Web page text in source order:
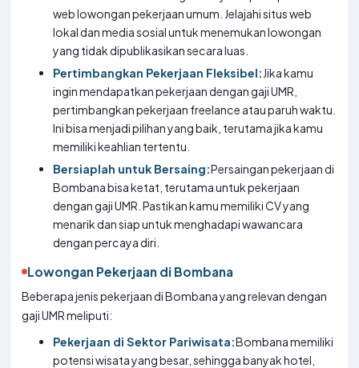
web lowongan pekerjaan umum. Jelajahi situs web
lokal dan media sosial untuk menemukan lowongan
yang tidak dipublikasikan secara luas.
Pertimbangkan Pekerjaan Fleksibel:Jika kamu
ingin mendapatkan pekerjaan dengan gaji UMR,
pertimbangkan pekerjaan freelance atau paruh waktu.
Ini bisa menjadi pilihan yang baik, terutama jika kamu
memiliki keahlian tertentu.
Bersiaplah untuk Bersaing:Persaingan pekerjaan di
Bombana bisa ketat, terutama untuk pekerjaan
dengan gaji UMR. Pastikan kamu memiliki CV yang
menarik dan siap untuk menghadapi wawancara
dengan percaya diri.
Lowongan Pekerjaan di Bombana
Beberapa jenis pekerjaan di Bombana yang relevan dengan
gaji UMR meliputi:
Pekerjaan di Sektor Pariwisata:Bombana memiliki
potensi wisata yang besar, sehingga banyak hotel,